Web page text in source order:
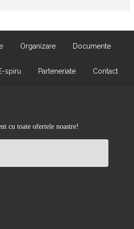
Organizare Documente
spiru Parteneriate Contact
cu toate ofertele noastre!